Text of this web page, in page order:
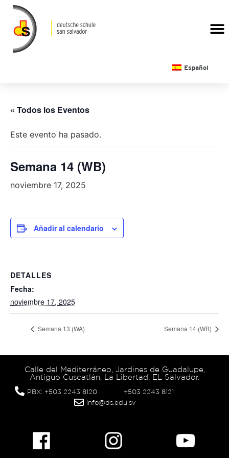
Español
« Todos los Eventos
Este evento ha pasado.
Semana 14 (WB)
noviembre 17, 2025
Añadir al calendario
DETALLES
Fecha:
noviembre 17, 2025
Semana 13 (WA) Semana 14 (WB)
Calle del Mediterráneo, Jardines de Guadalupe,
Antiguo Cuscatlán, La Libertad, EL Salvador.
PBX: +503 2243 8120
+503 2243 8121
info@ds.edu.sv